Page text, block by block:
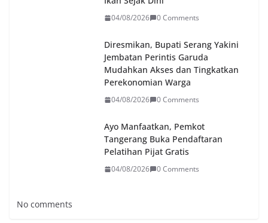
04/08/2026 0 Comments
Diresmikan, Bupati Serang Yakini
Jembatan Perintis Garuda
Mudahkan Akses dan Tingkatkan
Perekonomian Warga
04/08/2026 0 Comments
Ayo Manfaatkan, Pemkot
Tangerang Buka Pendaftaran
Pelatihan Pijat Gratis
04/08/2026 0 Comments
No comments